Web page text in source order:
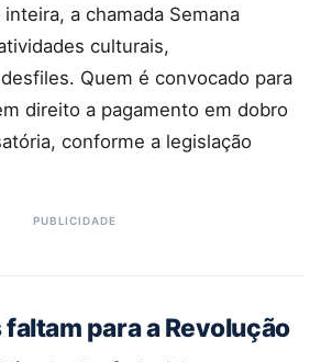
a chamada Semana
culturais,
Quem é convocado para
direito a pagamento em dobro
conforme a legislação
para a Revolução